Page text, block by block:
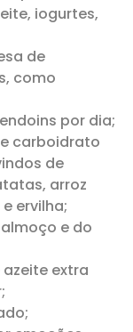
iogurtes,
de
como
por dia;
carboidrato
de
arroz
ervilha;
e do
extra